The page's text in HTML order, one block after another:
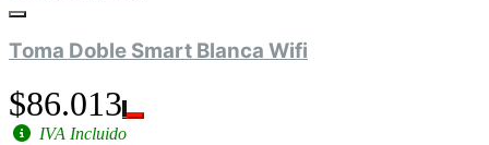
Toma Doble Smart Blanca Wifi
$86.013
IVA Incluido